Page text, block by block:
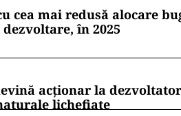
cea mai redusă alocare
în 2025
acționar la
lichefiate